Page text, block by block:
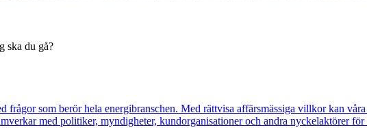
ska du gå?
frågor som berör hela energibranschen. Med rättvisa affärsmässiga villkor kan
med politiker, myndigheter, kundorganisationer och andra nyckelaktörer